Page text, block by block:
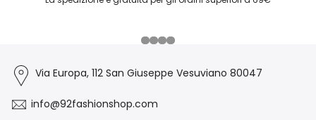
Via Europa, 112 San Giuseppe Vesuviano 80047
info@92fashionshop.com